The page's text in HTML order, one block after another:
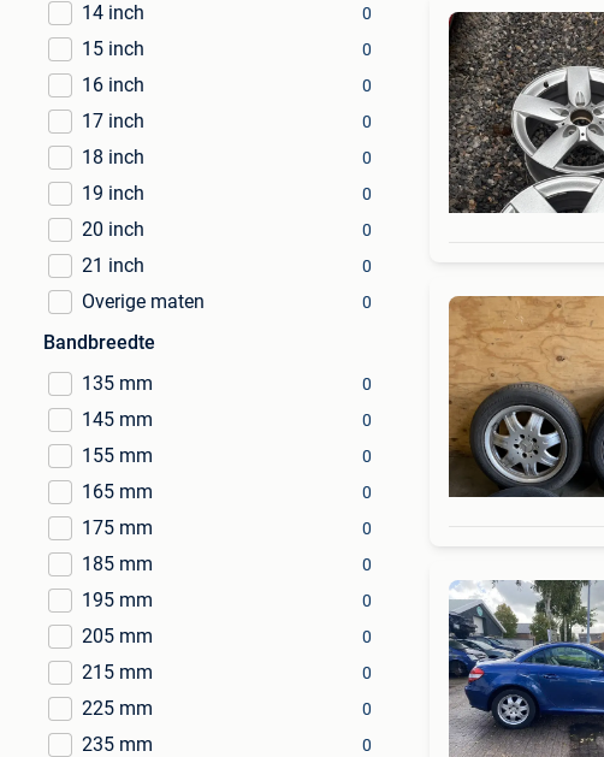
14 inch 0
15 inch 0
16 inch 0
17 inch 0
18 inch 0
19 inch 0
20 inch 0
21 inch 0
Overige maten 0
Bandbreedte
135 mm
0
145 mm 0
155 mm 0
165 mm 0
175 mm 0
185 mm 0
195 mm 0
205 mm 0
215 mm 0
225 mm 0
235 mm 0